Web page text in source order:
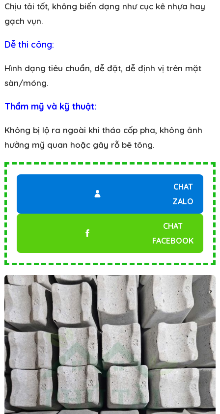
Chịu tải tốt, không biến dạng như cục kê nhựa hay
gạch vụn.
Dễ thi công:
Hình dạng tiêu chuẩn, dễ đặt, dễ định vị trên mặt
sàn/móng.
Thẩm mỹ và kỹ thuật:
Không bị lộ ra ngoài khi tháo cốp pha, không ảnh
hưởng mỹ quan hoặc gây rỗ bê tông.
CHAT
ZALO
CHAT
FACEBOOK